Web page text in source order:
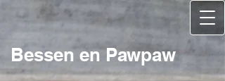
Bessen en Pawpaw